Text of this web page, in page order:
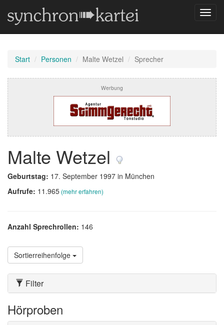
Start Personen Malte Wetzel Sprecher
Werbung
Malte Wetzel
Geburtstag: 17. September 1997 in München
Aufrufe: 11.965(mehr erfahren)
Anzahl Sprechrollen: 146
Sortierreihenfolge
Filter
Hörproben